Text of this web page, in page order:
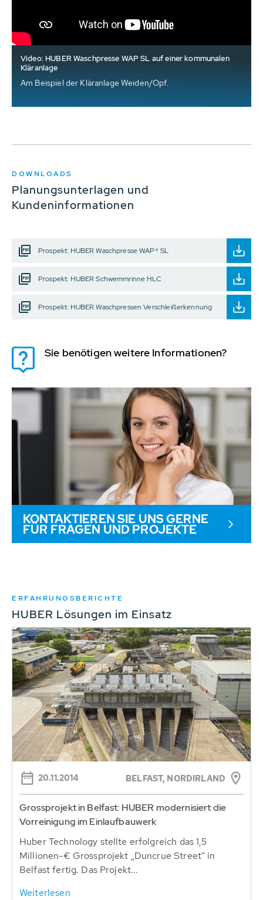
Video: HUBER Waschpresse WAP SL auf einer kommunalen
Kläranlage
Am Beispiel der Kläranlage Weiden/Opf.
DOWNLOADS
Planungsunterlagen und
Kundeninformationen
Prospekt: HUBER Waschpresse WAP® SL
Prospekt: HUBER Schwemmrinne HLC
Prospekt: HUBER Waschpressen Verschleißerkennung
Sie benötigen weitere Informationen?
KONTAKTIEREN SIE UNS GERNE
FÜR FRAGEN UND PROJEKTE
ERFAHRUNGSBERICHTE
HUBER Lösungen im Einsatz
20.11.2014 BELFAST, NORDIRLAND
Grossprojekt in Belfast: HUBER modernisiert die
Vorreinigung im Einlaufbauwerk
Huber Technology stellte erfolgreich das 1,5
Millionen-€ Grossprojekt „Duncrue Street“ in
Belfast fertig. Das Projekt...
Weiterlesen